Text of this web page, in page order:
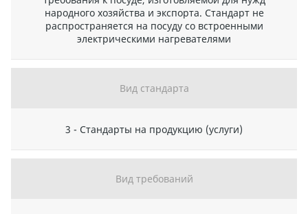
народного хозяйства и экспорта. Стандарт не
распространяется на посуду со встроенными
электрическими нагревателями
Вид стандарта
3 - Стандарты на продукцию (услуги)
Вид требований